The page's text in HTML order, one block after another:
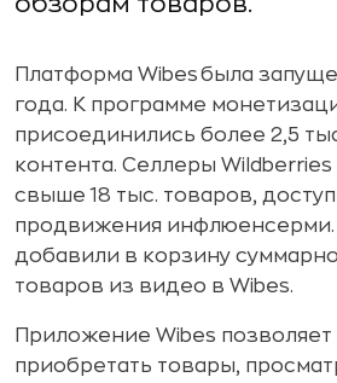
Платформа Wibes была
года. К программе
присоединились более 2,5
контента. Селлеры
свыше 18 тыс. товаров,
продвижения инфлюенсерми.
добавили в корзину
товаров из видео в Wibes.
Приложение Wibes
приобретать товары,